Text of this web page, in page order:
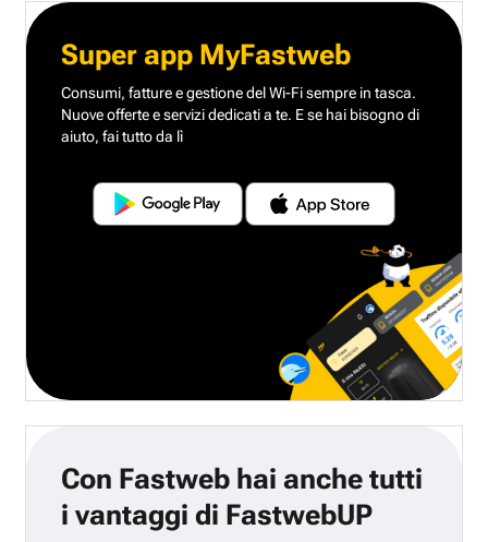
Super app MyFastweb
Consumi, fatture e gestione del Wi-Fi sempre in tasca.
Nuove offerte e servizi dedicati a te. E se hai bisogno di
aiuto, fai tutto da lì
Con Fastweb hai anche tutti
i vantaggi di FastwebUP